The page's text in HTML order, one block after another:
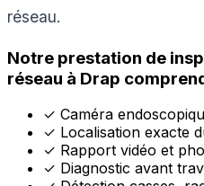
réseau.
Notre prestation de
réseau à Drap
✓ Caméra
✓ Localisation exacte
✓ Rapport vidéo et
✓ Diagnostic avant